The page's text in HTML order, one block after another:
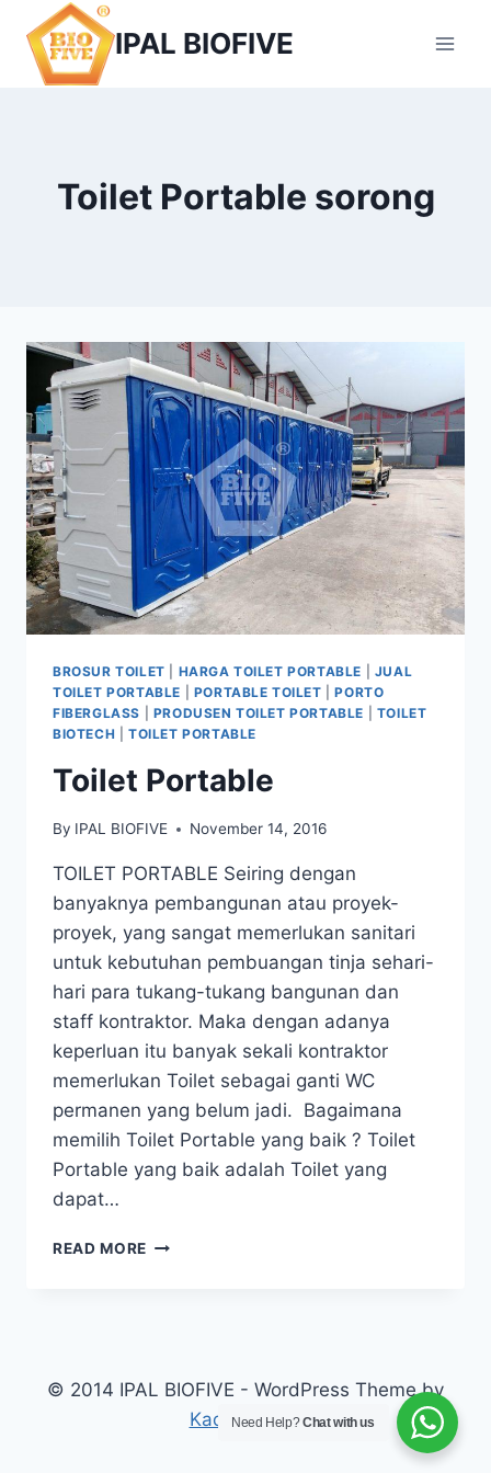
content
IPAL BIOFIVE
Toilet Portable sorong
BROSUR TOILET HARGA TOILET PORTABLE
JUAL
TOILET PORTABLE
PORTABLE TOILET |PORTO
FIBERGLASS
PRODUSEN TOILET PORTABLE
TOILET
BIOTECH
TOILET PORTABLE
Toilet Portable
By IPAL BIOFIVE November 14, 2016
TOILET PORTABLE Seiring dengan
banyaknya pembangunan atau proyek-
proyek, yang sangat memerlukan sanitari
untuk kebutuhan pembuangan tinja sehari-
hari para tukang-tukang bangunan dan
staff kontraktor. Maka dengan adanya
keperluan itu banyak sekali kontraktor
memerlukan Toilet sebagai ganti WC
permanen yang belum jadi. Bagaimana
memilih Toilet Portable yang baik ? Toilet
Portable yang baik adalah Toilet yang
dapat…
READ MORE TOILET
© 2014 IPAL BIOFIVE - WordPress Theme by
Kadence WP
Need Help?Chat with us